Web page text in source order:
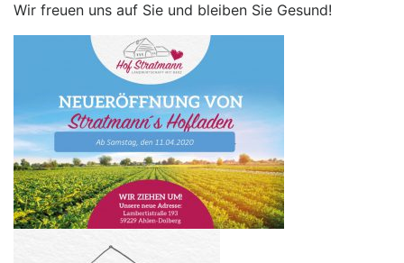
Wir freuen uns auf Sie und bleiben Sie Gesund!